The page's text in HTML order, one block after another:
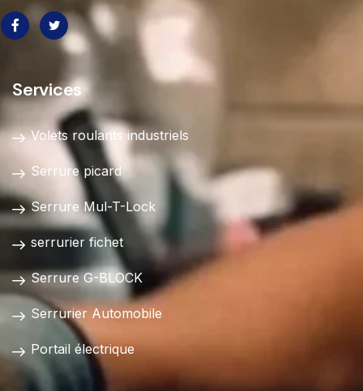
Services
Volets roulants industriels
Serrure picard
Serrure Mul-T-Lock
serrurier fichet
Serrure G-BLOCK
Serrurier Automobile
Portail électrique